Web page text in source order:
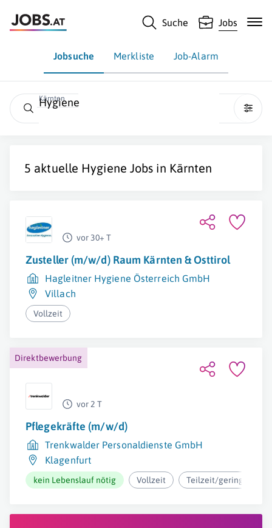
Suche Jobs
Jobsuche Merkliste Job-Alarm
Kärnten
Hygiene
5 aktuelle Hygiene Jobs in Kärnten
vor 30+ T
Zusteller (m/w/d) Raum Kärnten & Osttirol
Hagleitner Hygiene Österreich GmbH
Villach
Vollzeit
Direktbewerbung
vor 2 T
Pflegekräfte (m/w/d)
Trenkwalder Personaldienste GmbH
Klagenfurt
kein Lebenslauf nötig Vollzeit Teilzeit/geringfügig